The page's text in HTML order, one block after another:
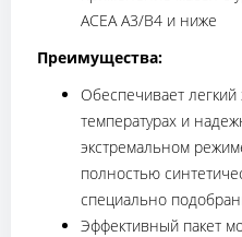
ACEA A3/B4 и ниже
Преимущества:
Обеспечивает легкий
температурах и
экстремальном
полностью
специально
Эффективный пакет